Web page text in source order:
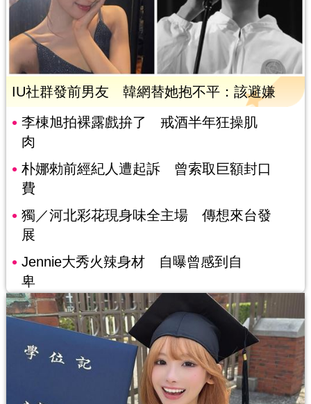
IU社群發前男友 韓網替她抱不平：該避嫌
李棟旭拍裸露戲拚了 戒酒半年狂操肌
肉
朴娜勑前經紀人遭起訴 曾索取巨額封口
費
獨／河北彩花現身味全主場 傳想來台發
展
Jennie大秀火辣身材 自曝曾感到自
卑